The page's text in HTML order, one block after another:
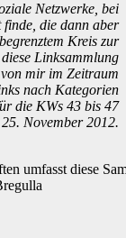
Netzwerke, bei
finde, die dann aber
Kreis zur
Linksammlung
mir im Zeitraum
nach Kategorien
die KWs 43 bis 47
November 2012.
umfasst diese